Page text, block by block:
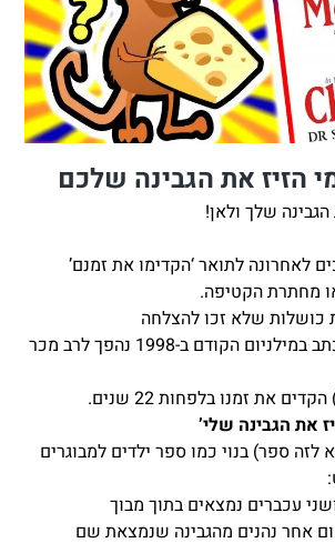
הזיז את הגבינה שלכם
הגבינה שלך ולאן!
לאחרונה לתואר ‘הקדימו את זמנם’
מחתרת הקטיפה.
כושלות שלא זכו להצלחה
אבל הספר הזה שנכתב במילניום הקודם ב-1998 נהפך לרב מכר
את זמנו בלפחות 22 שנים.
את הגבינה שלי’
ספר) בנוי כמו ספר ילדים למבוגרים
עכברים נמצאים בתוך מבוך
אחר נהנים מהגבינה שנמצאת שם